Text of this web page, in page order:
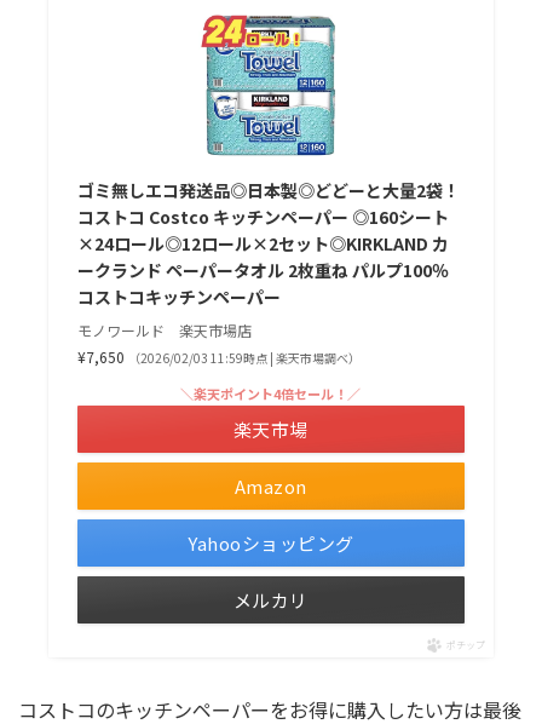
ゴミ無しエコ発送品◎日本製◎どどーと大量2袋！
コストコ Costco キッチンペーパー ◎160シート
×24ロール◎12ロール×2セット◎KIRKLAND カ
ークランド ペーパータオル 2枚重ね パルプ100％
コストコキッチンペーパー
モノワールド 楽天市場店
¥7,650
（2026/02/03 11:59時点 | 楽天市場調べ）
Amazon
＼楽天ポイント4倍セール！／
楽天市場
Yahooショッピング
メルカリ
ポチップ
コストコのキッチンペーパーをお得に購入したい方は最後